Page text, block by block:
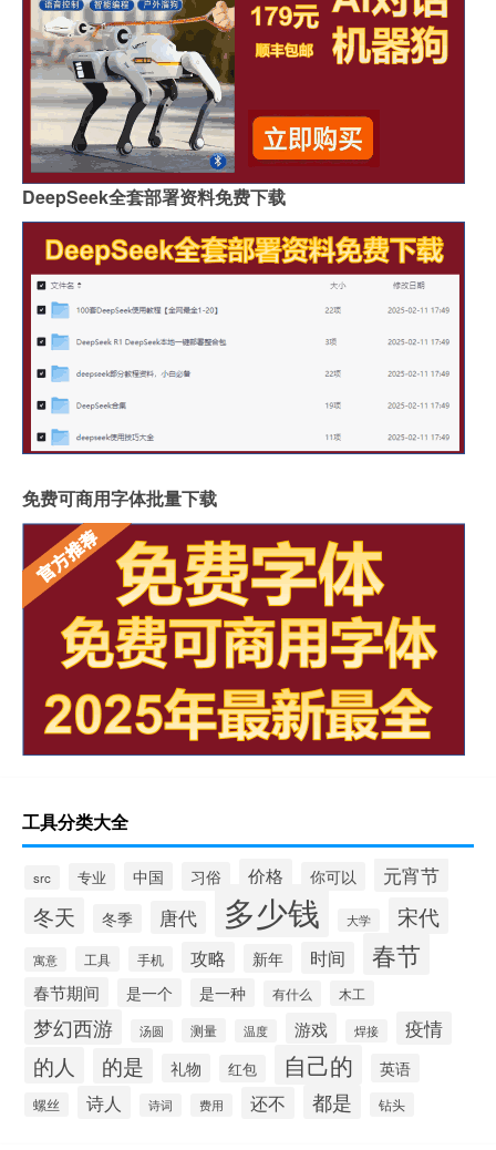
DeepSeek全套部署资料免费下载
免费可商用字体批量下载
工具分类大全
src 专业 中国 习俗 价格 你可以 元宵节
冬天 冬季 唐代 多少钱 大学 宋代
寓意 工具 手机 攻略 新年 时间 春节
春节期间 是一个 是一种 有什么 木工
梦幻西游 汤圆 测量 温度 游戏 焊接 疫情
的人 的是 礼物 红包 自己的 英语
螺丝 诗人 诗词 费用 还不 都是 钻头